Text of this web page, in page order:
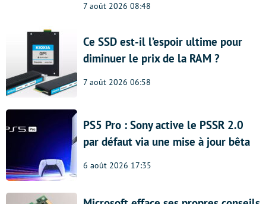
7 août 2026 08:48
Ce SSD est-il l’espoir ultime pour
diminuer le prix de la RAM ?
7 août 2026 06:58
PS5 Pro : Sony active le PSSR 2.0
par défaut via une mise à jour bêta
6 août 2026 17:35